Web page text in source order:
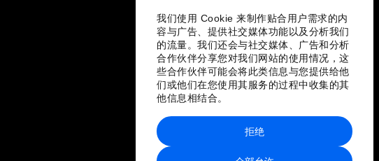
我们使用 Cookie 来制作贴合用户需求的内
容与广告、提供社交媒体功能以及分析我们
的流量。我们还会与社交媒体、广告和分析
合作伙伴分享您对我们网站的使用情况，这
些合作伙伴可能会将此类信息与您提供给他
们或他们在您使用其服务的过程中收集的其
他信息相结合。
拒绝